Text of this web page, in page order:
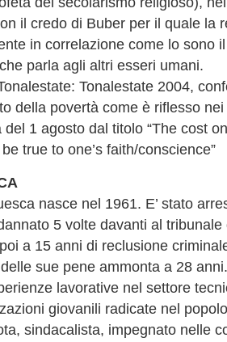
il credo di Buber per il quale la
in correlazione come lo sono
parla agli altri esseri umani.
Tonalestate 2004,
della povertà come è riflesso
del 1 agosto dal titolo “The cost
true to one’s faith/conscience”
nasce nel 1961. E’ stato
5 volte davanti al
a 15 anni di reclusione
sue pene ammonta a 28
lavorative nel settore
giovanili radicate nel
sindacalista, impegnato nelle